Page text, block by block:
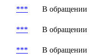
***
В обращении
***
В обращении
***
В обращении